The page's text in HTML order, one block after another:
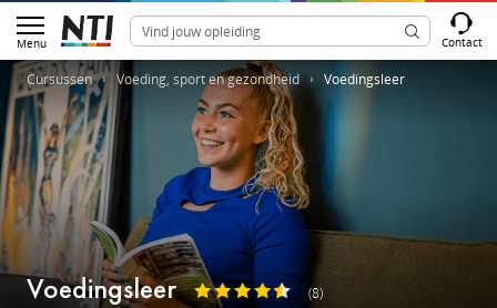
Menu Contact
Cursussen Voeding, sport en gezondheid Voedingsleer
Voedingsleer (8)